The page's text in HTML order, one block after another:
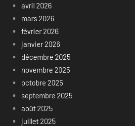
avril 2026
mars 2026
février 2026
janvier 2026
décembre 2025
novembre 2025
octobre 2025
septembre 2025
août 2025
juillet 2025